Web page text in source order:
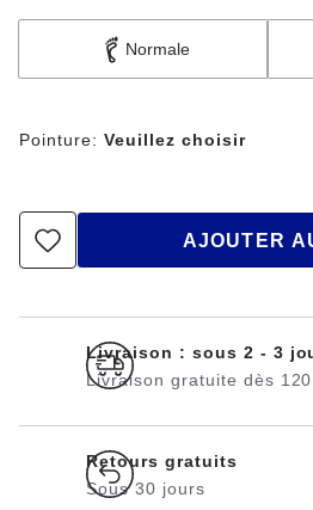
Normale
Pointure: Veuillez choisir
AJOUTER
Livraison : sous 2 - 3
Livraison gratuite dès
Retours gratuits
Sous 30 jours